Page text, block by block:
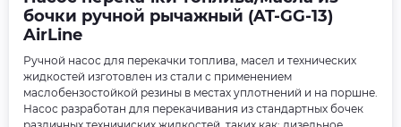
бочки ручной рычажный (AT-GG-13)
AirLine
Ручной насос для перекачки топлива, масел и технических
жидкостей изготовлен из стали с применением
маслобензостойкой резины в местах уплотнений и на поршне.
Насос разработан для перекачивания из стандартных бочек